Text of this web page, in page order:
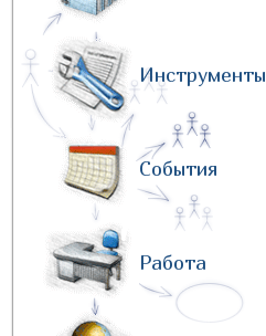
Инструменты
События
Работа